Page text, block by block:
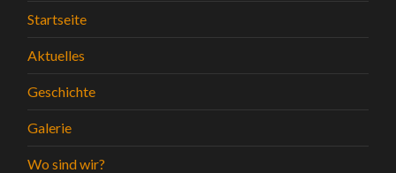
Startseite
Aktuelles
Geschichte
Galerie
Wo sind wir?